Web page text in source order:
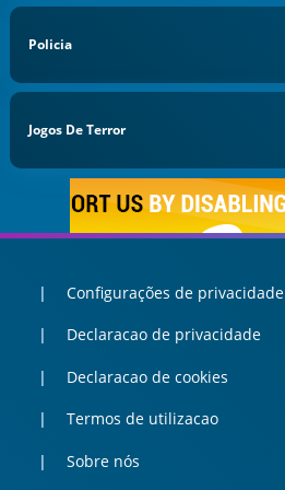
Policia
Jogos De Terror
Configurações de privacidade
Declaracao de privacidade
Declaracao de cookies
Termos de utilizacao
Sobre nós